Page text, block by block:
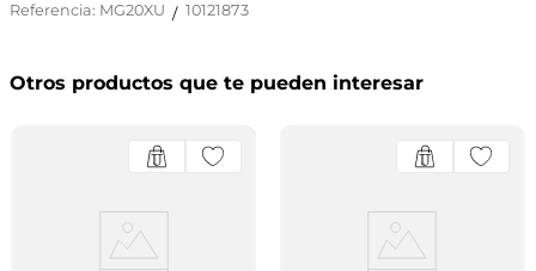
Referencia: MG20XU / 10121873
Otros productos que te pueden interesar